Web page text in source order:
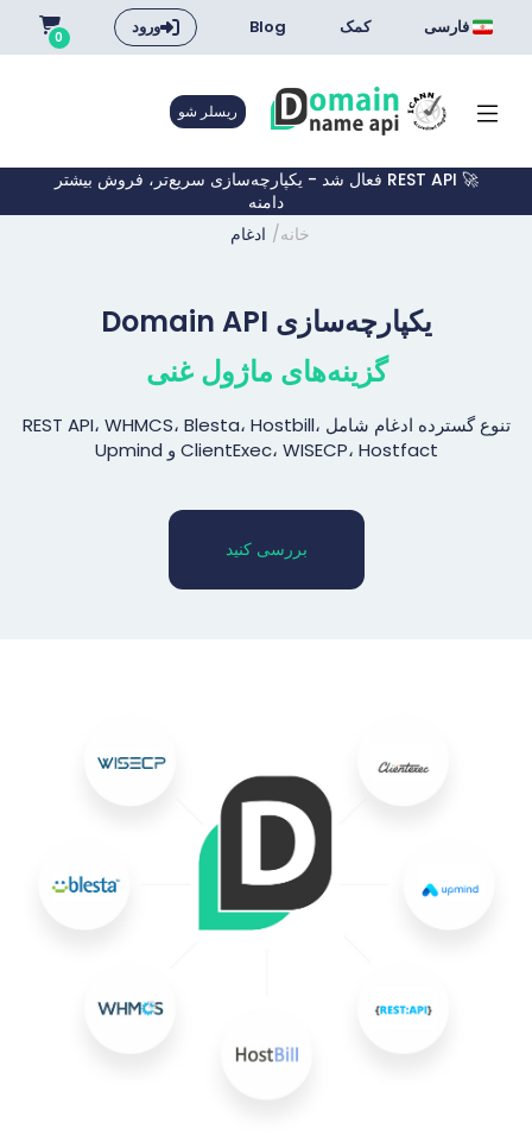
فارسی کمک Blog ورود 0
ریسلر شو
🚀 REST API فعال شد - یکپارچه‌سازی سریع‌تر، فروش بیشتر
دامنه
خانه ادغام
یکپارچه‌سازی Domain API
گزینه‌های ماژول غنی
تنوع گسترده ادغام شامل REST API، WHMCS، Blesta، Hostbill،
ClientExec، WISECP، Hostfact و Upmind
بررسی کنید